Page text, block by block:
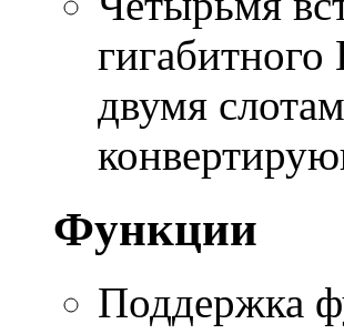
двумя
Функции
Поддержка